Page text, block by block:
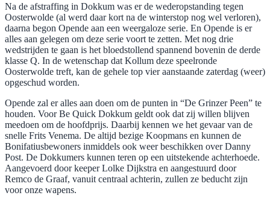
Na de afstraffing in Dokkum was er de wederopstanding tegen
Oosterwolde (al werd daar kort na de winterstop nog wel verloren),
daarna begon Opende aan een weergaloze serie. En Opende is er
alles aan gelegen om deze serie voort te zetten. Met nog drie
wedstrijden te gaan is het bloedstollend spannend bovenin de derde
klasse Q. In de wetenschap dat Kollum deze speelronde
Oosterwolde treft, kan de gehele top vier aanstaande zaterdag (weer)
opgeschud worden.
Opende zal er alles aan doen om de punten in “De Grinzer Peen” te
houden. Voor Be Quick Dokkum geldt ook dat zij willen blijven
meedoen om de hoofdprijs. Daarbij kennen we het gevaar van de
snelle Frits Venema. De altijd bezige Koopmans en kunnen de
Bonifatiusbewoners inmiddels ook weer beschikken over Danny
Post. De Dokkumers kunnen teren op een uitstekende achterhoede.
Aangevoerd door keeper Lolke Dijkstra en aangestuurd door
Remco de Graaf, vanuit centraal achterin, zullen ze beducht zijn
voor onze wapens.